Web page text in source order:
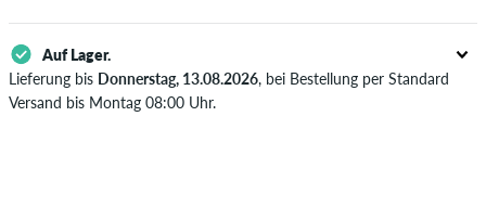
Auf Lager.
Lieferung bis Donnerstag, 13.08.2026, bei Bestellung per Standard
Versand bis Montag 08:00 Uhr.